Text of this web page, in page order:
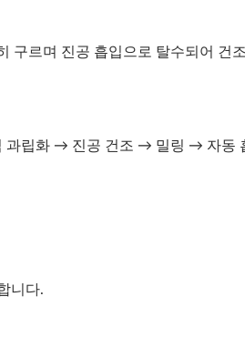
구르며 진공 흡입으로 탈수되어 건
립화 → 진공 건조 → 밀링 → 자동
니다.